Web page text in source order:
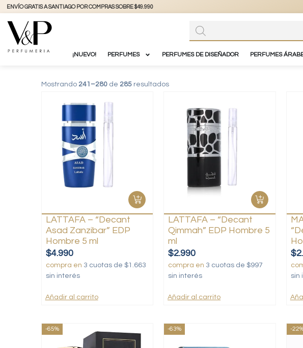
+56 9 3877 3738 @vyp_store.chile
¡NUEVO! PERFUMES PERFUMES DE DISEÑADOR PERFUMES
Mostrando 241–280de 285resultados
LATTAFA – “Decant
Asad Zanzibar” EDP
Hombre 5 ml
$4.990
compra en 3 cuotas de $1.663
sin interés
Añadir al carrito
LATTAFA – “Decant
Qimmah” EDP Hombre 5
ml
$2.990
compra en 3 cuotas de $997
sin interés
Añadir al carrito
$
sin
-65% -63% -